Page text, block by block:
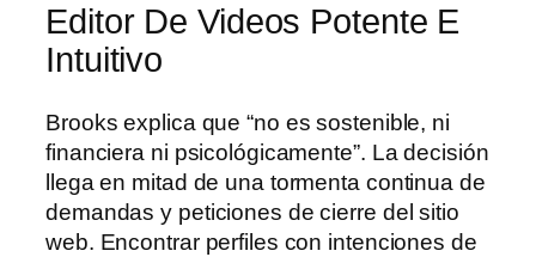
Editor De Videos Potente E
Intuitivo
Brooks explica que “no es sostenible, ni
financiera ni psicológicamente”. La decisión
llega en mitad de una tormenta continua de
demandas y peticiones de cierre del sitio
web. Encontrar perfiles con intenciones de